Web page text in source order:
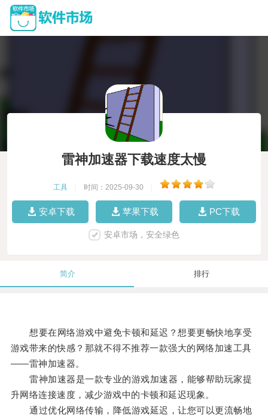
雷神加速器下载速度太慢
工具 时间：2025-09-30
安卓下载 苹果下载 PC下载
安卓市场，安全绿色
简介 排行
想要在网络游戏中避免卡顿和延迟？想要更畅快地享受
游戏带来的快感？那就不得不推荐一款强大的网络加速工具
——雷神加速器。
雷神加速器是一款专业的游戏加速器，能够帮助玩家提
升网络连接速度，减少游戏中的卡顿和延迟现象。
通过优化网络传输，降低游戏延迟，让您可以更流畅地